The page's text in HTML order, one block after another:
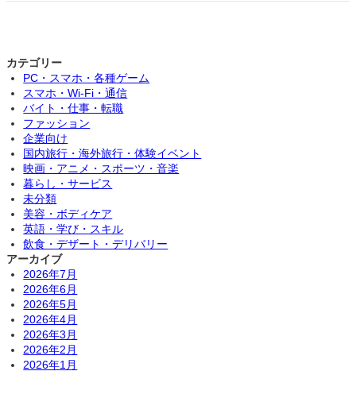
カテゴリー
PC・スマホ・各種ゲーム
スマホ・Wi-Fi・通信
バイト・仕事・転職
ファッション
企業向け
国内旅行・海外旅行・体験イベント
映画・アニメ・スポーツ・音楽
暮らし・サービス
未分類
美容・ボディケア
英語・学び・スキル
飲食・デザート・デリバリー
アーカイブ
2026年7月
2026年6月
2026年5月
2026年4月
2026年3月
2026年2月
2026年1月